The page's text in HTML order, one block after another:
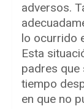
adversos.
lo ocurrido
Esta
padres que
tiempo
en que no